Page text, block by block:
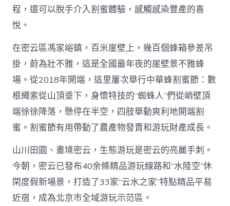
程，還可以脫手介入割蜜體驗，感觸感染豐產的喜
悅。
在密云區馮家峪鎮，百米崖壁上，幾百個蜂箱參差吊
掛，蔚為壯不雅，這是全國最年夜的崖壁景不雅蜂
場。從2018年開端，這里屢次舉行中華蜂割蜜節：數
根繩索從山頂垂下，身懷特技的“蜘蛛人”們從峭壁頂
端徐徐降落，懸停在半空，四肢舉動爽利地開端割
蜜。割蜜節有用帶動了農產物發賣和游玩財產成長。
山川田園、畫境密云，生態游玩是密云的亮麗手刺。
今朝，密云已發布40余條精品游玩線路和“水陸空”休
閑度假新場景，打造了33家“云水之家”特點精品平易
近宿，成為北京市全域游玩示范區。